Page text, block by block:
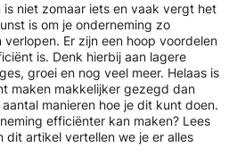
is niet zomaar iets en vaak vergt het
is om je onderneming zo
Er zijn een hoop voordelen
is. Denk hierbij aan lagere
groei en nog veel meer. Helaas is
maken makkelijker gezegd dan
manieren hoe je dit kunt doen.
efficiënter kan maken? Lees
dit artikel vertellen we je er alles